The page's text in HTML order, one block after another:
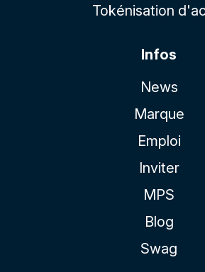
Tokénisation
Infos
News
Marque
Emploi
Inviter
MPS
Blog
Swag